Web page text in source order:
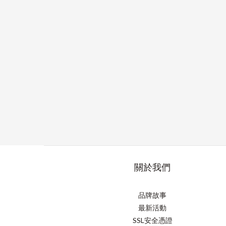
關於我們
品牌故事
最新活動
SSL安全憑證